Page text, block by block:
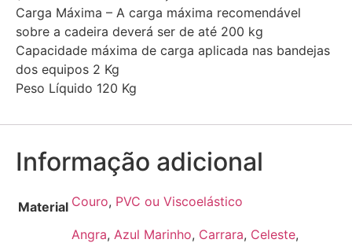
Carga Máxima – A carga máxima recomendável
sobre a cadeira deverá ser de até 200 kg
Capacidade máxima de carga aplicada nas bandejas
dos equipos 2 Kg
Peso Líquido 120 Kg
Informação adicional
Material Couro, PVC ou Viscoelástico
Angra, Azul Marinho, Carrara, Celeste,